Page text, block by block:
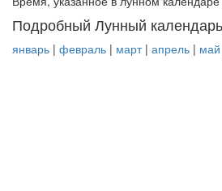
Подробный Лунный
январь | февраль | март| апрель | май